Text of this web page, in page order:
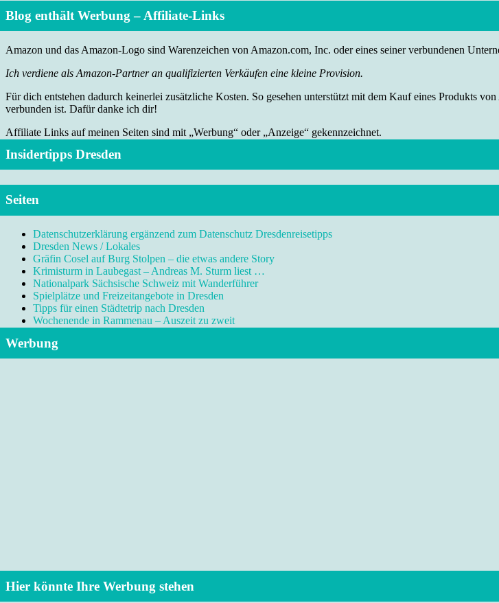
Blog enthält Werbung – Affiliate-Links
Amazon und das Amazon-Logo sind Warenzeichen von Amazon.com, Inc. oder eines seiner verbundenen
Ich verdiene als Amazon-Partner an qualifizierten Verkäufen eine kleine Provision.
Für dich entstehen dadurch keinerlei zusätzliche Kosten. So gesehen unterstützt mit dem Kauf eines Produkts
verbunden ist. Dafür danke ich dir!
Affiliate Links auf meinen Seiten sind mit „Werbung“ oder „Anzeige“ gekennzeichnet.
Insidertipps Dresden
Seiten
Datenschutzerklärung ergänzend zum Datenschutz Dresdenreisetipps
Dresden News / Lokales
Gräfin Cosel auf Burg Stolpen – die etwas andere Story
Krimisturm in Laubegast – Andreas M. Sturm liest …
Nationalpark Sächsische Schweiz mit Wanderführer
Spielplätze und Freizeitangebote in Dresden
Tipps für einen Städtetrip nach Dresden
Wochenende in Rammenau – Auszeit zu zweit
Werbung
Hier könnte Ihre Werbung stehen